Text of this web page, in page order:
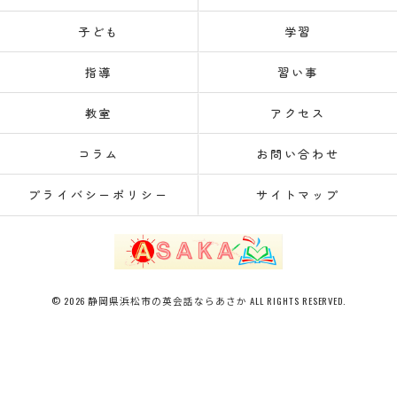
子ども 学習
指導 習い事
教室 アクセス
コラム お問い合わせ
プライバシーポリシー サイトマップ
© 2026 静岡県浜松市の英会話ならあさか ALL RIGHTS RESERVED.